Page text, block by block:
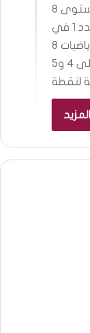
أساسي الثلاثي الأول إمتحانات في مادة الرياضيات مستوى 8
أساسي بالنسبة للمدارس النموذجية فرض عادي عدد 1 في
الرياضيات 8 أساسي مع الاصلاح فرض نموذجي عدد 1 رياضيات 8
أساسي احدد رقم آحاد العدد 8 أساسيقابلية القسمة على 4 و5